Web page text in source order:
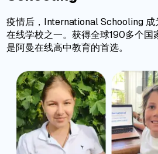
疫情后，International Schooling 成
在线学校之一。获得全球190多个国
是阿曼在线高中教育的首选。